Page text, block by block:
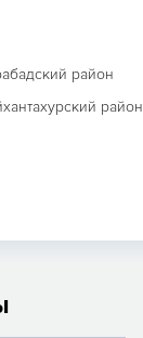
район
район